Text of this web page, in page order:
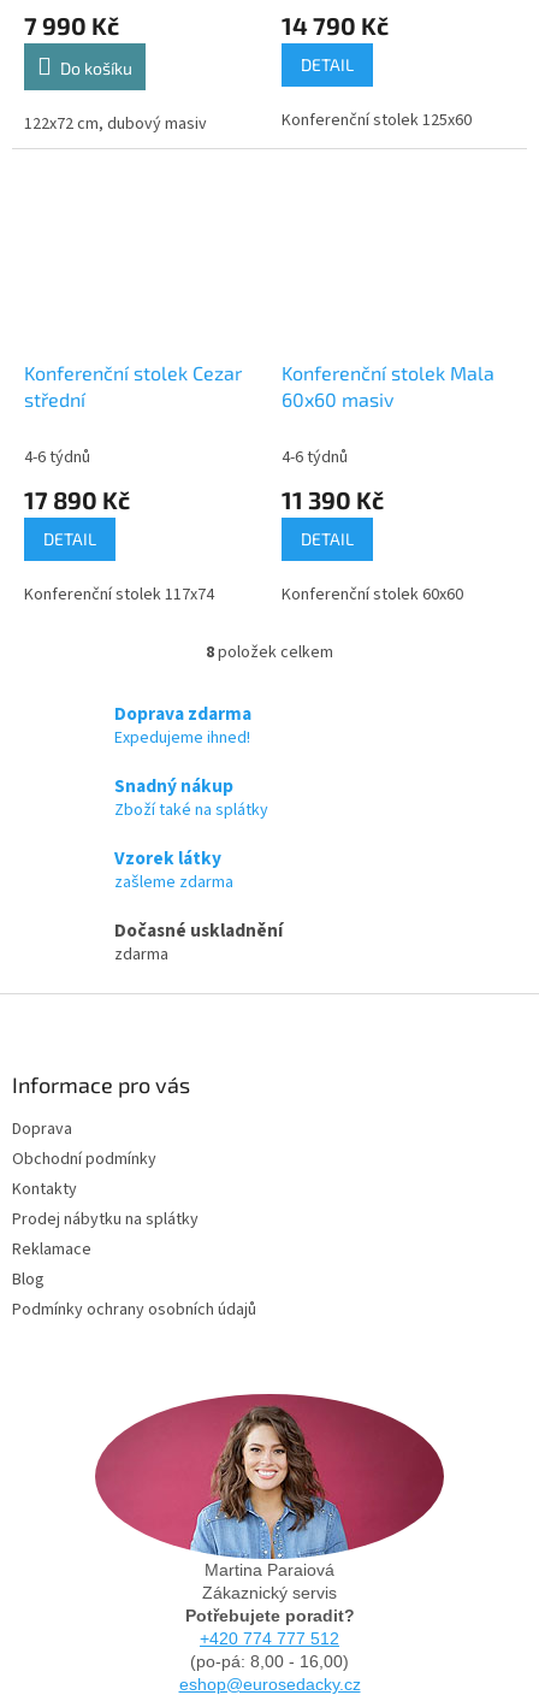
7 990 Kč
Do košíku
122x72 cm, dubový masiv
14 790 Kč
DETAIL
Konferenční stolek 125x60
Konferenční stolek Cezar
střední
4-6 týdnů
17 890 Kč
DETAIL
Konferenční stolek 117x74
Konferenční stolek Mala
60x60 masiv
4-6 týdnů
11 390 Kč
DETAIL
Konferenční stolek 60x60
O
y
8položek celkem
Doprava zdarma
Expedujeme ihned!
Snadný nákup
Zboží také na splátky
Vzorek látky
zašleme zdarma
Dočasné uskladnění
zdarma
Informace pro vás
Doprava
Obchodní podmínky
Kontakty
Prodej nábytku na splátky
Reklamace
Blog
Podmínky ochrany osobních údajů
Martina Paraiová
Zákaznický servis
Potřebujete poradit?
+420 774 777 512
(po-pá: 8,00 - 16,00)
eshop@eurosedacky.cz